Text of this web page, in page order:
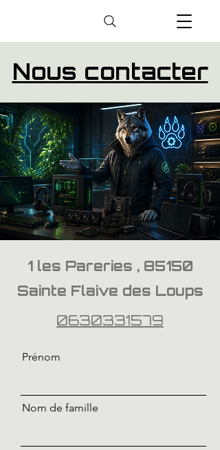
Nous contacter
1 les Pareries , 85150
Sainte Flaive des Loups
0630331579
Prénom
Nom de famille